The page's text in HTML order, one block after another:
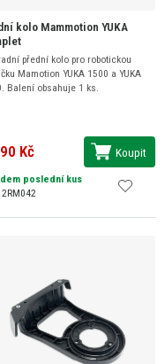
kolo Mammotion YUKA
přední kolo pro robotickou
Mamotion YUKA 1500 a YUKA
Balení obsahuje 1 ks.
Kč Koupit
poslední kus
2RM042